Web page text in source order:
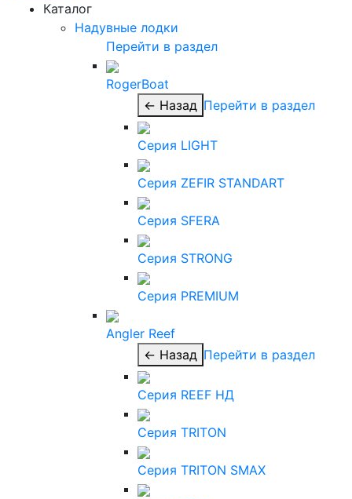
Каталог
Надувные лодки
Перейти в раздел
RogerBoat
← Назад Перейти в раздел
Серия LIGHT
Серия ZEFIR STANDART
Серия SFERA
Серия STRONG
Серия PREMIUM
Angler Reef
← Назад Перейти в раздел
Серия REEF НД
Серия TRITON
Серия TRITON SMAX